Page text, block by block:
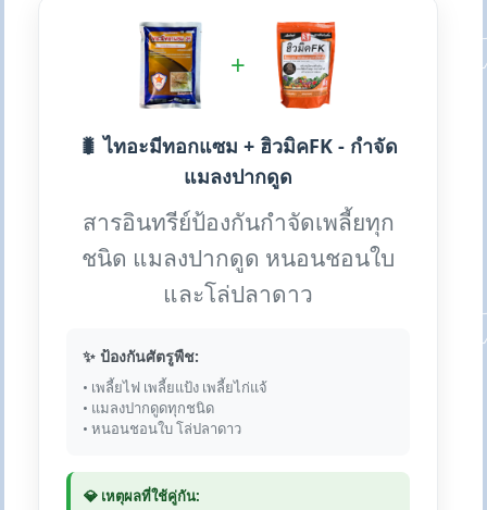
+
🐛 ไทอะมีทอกแซม + ฮิวมิคFK - กำจัด
แมลงปากดูด
สารอินทรีย์ป้องกันกำจัดเพลี้ยทุก
ชนิด แมลงปากดูด หนอนชอนใบ
และโล่ปลาดาว
✨ ป้องกันศัตรูพืช:
• เพลี้ยไฟ เพลี้ยแป้ง เพลี้ยไก่แจ้
• แมลงปากดูดทุกชนิด
• หนอนชอนใบ โล่ปลาดาว
💎 เหตุผลที่ใช้คู่กัน: